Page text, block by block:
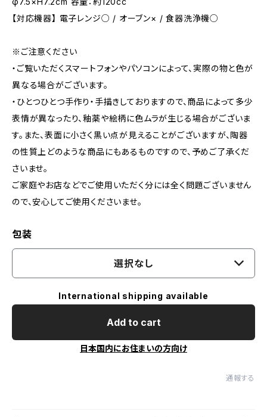
【対応機器】 電子レンジ○ / オーブン× / 食器洗浄機○
※ご注意ください
・ご覧いただくスマートフォンやパソコンによって、実際の物と色が
異なる場合がございます。
・ひとつひとつ手作り・手描きしておりますので、商品によって多少
表情が異なったり、釉薬や絵柄に色ムラが生じる場合がございま
す。また、表面に小さく黒い点が見えることがございますが、陶器
の性質上どのような商品にもあるものですので、​予めご了承くだ
さいませ。
ご家庭やお店などでご使用いただく分には全く問題ございません
ので、安心してご使用くださいませ。
包装
選択なし
International shipping available
Add to cart
日本国内にお住まいの方向け
通報する